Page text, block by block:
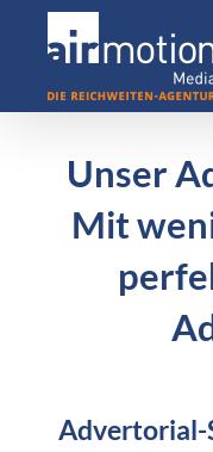
Unser
Mit
Advertorial-